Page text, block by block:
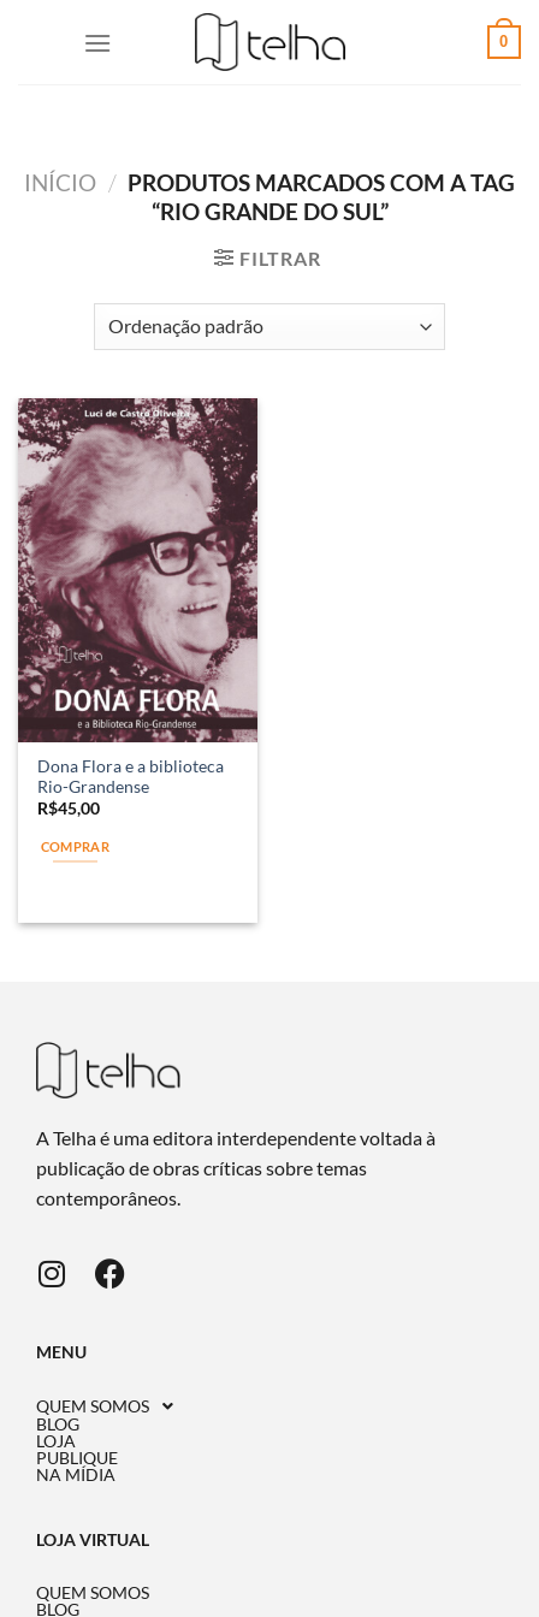
0
INÍCIO / PRODUTOS MARCADOS COM A TAG
“RIO GRANDE DO SUL”
FILTRAR
Dona Flora e a biblioteca
Rio-Grandense
R$45,00
COMPRAR
A Telha é uma editora interdependente voltada à
publicação de obras críticas sobre temas
contemporâneos.
MENU
QUEM SOMOS
BLOG
LOJA
PUBLIQUE
NA MÍDIA
LOJA VIRTUAL
QUEM SOMOS
BLOG